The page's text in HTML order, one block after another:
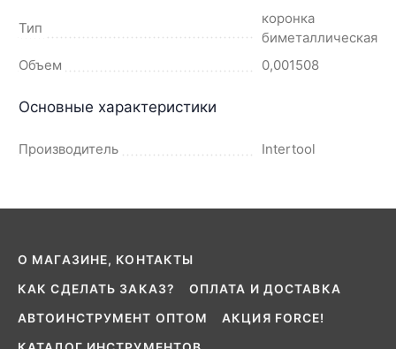
Тип
коронка
биметаллическая
Объем
0,001508
Основные характеристики
Производитель Intertool
О МАГАЗИНЕ, КОНТАКТЫ
КАК СДЕЛАТЬ ЗАКАЗ? ОПЛАТА И ДОСТАВКА
АВТОИНСТРУМЕНТ ОПТОМ АКЦИЯ FORCE!